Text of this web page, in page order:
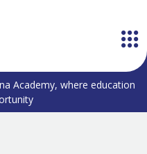
Academy, where education